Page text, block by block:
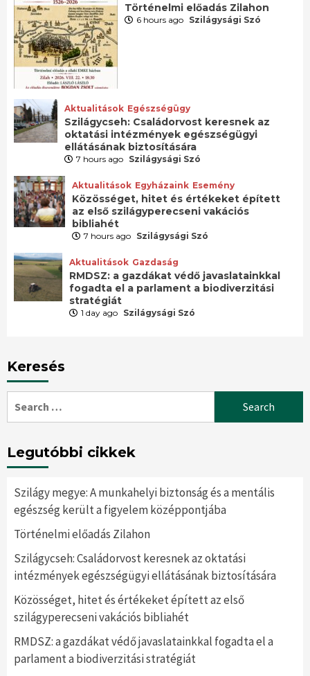
Történelmi előadás Zilahon
6 hours ago Szilágysági Szó
Aktualitások Egészségügy
Szilágycseh: Családorvost keresnek az
oktatási intézmények egészségügyi
ellátásának biztosítására
7 hours ago Szilágysági Szó
Aktualitások Egyházaink Esemény
Közösséget, hitet és értékeket épített
az első szilágyperecseni vakációs
bibliahét
7 hours ago Szilágysági Szó
Aktualitások Gazdaság
RMDSZ: a gazdákat védő javaslatainkkal
fogadta el a parlament a biodiverzitási
stratégiát
1 day ago Szilágysági Szó
Keresés
for:
Legutóbbi cikkek
Szilágy megye: A munkahelyi biztonság és a mentális
egészség került a figyelem középpontjába
Történelmi előadás Zilahon
Szilágycseh: Családorvost keresnek az oktatási
intézmények egészségügyi ellátásának biztosítására
Közösséget, hitet és értékeket épített az első
szilágyperecseni vakációs bibliahét
RMDSZ: a gazdákat védő javaslatainkkal fogadta el a
parlament a biodiverzitási stratégiát